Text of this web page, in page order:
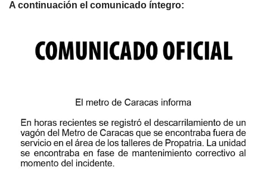
A continuación el comunicado íntegro: